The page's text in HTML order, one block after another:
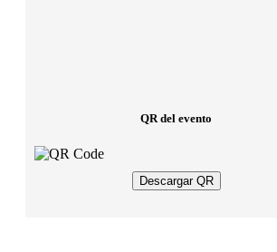
QR del evento
Descargar QR